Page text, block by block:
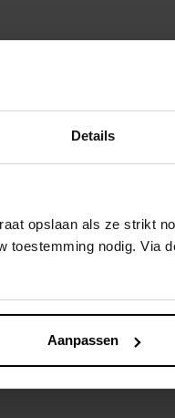
Details
opslaan als ze strikt
toestemming nodig. Via
Aanpassen
iets